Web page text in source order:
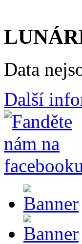
Data
Další